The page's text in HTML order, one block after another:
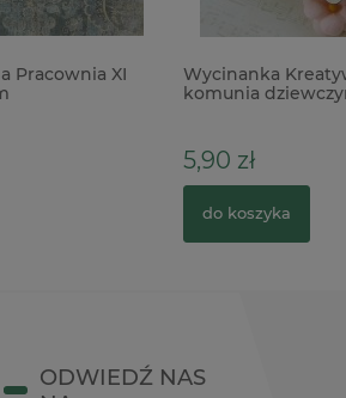
Pracownia XI
Wycinanka
komunia
5,90 zł
do koszyka
ODWIEDŹ NAS